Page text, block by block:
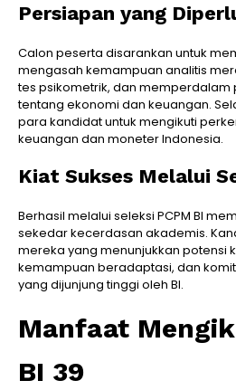
Persiapan yang
Calon peserta disarankan untuk
mengasah kemampuan analitis
tes psikometrik, dan
tentang ekonomi dan keuangan.
para kandidat untuk mengikuti
keuangan dan moneter Indonesia.
Kiat Sukses Melalui
Berhasil melalui seleksi PCPM BI
sekedar kecerdasan akademis.
mereka yang menunjukkan potensi
kemampuan beradaptasi, dan
yang dijunjung tinggi oleh BI.
Manfaat
BI 39